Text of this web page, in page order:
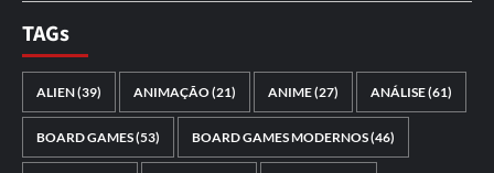
TAGs
ALIEN(39) ANIMAÇÃO(21) ANIME(27) ANÁLISE(61)
BOARD GAMES(53) BOARD GAMES MODERNOS(46)